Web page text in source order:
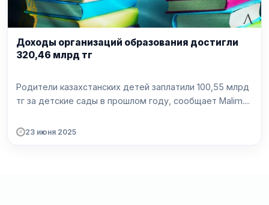
Доходы организаций образования достигли
320,46 млрд тг
Родители казахстанских детей заплатили 100,55 млрд
тг за детские сады в прошлом году, сообщает Malim....
23 июня 2025